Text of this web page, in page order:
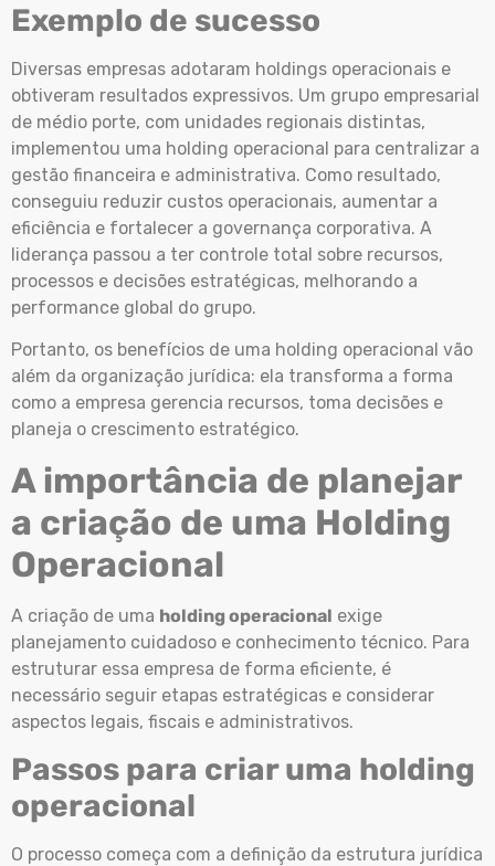
Exemplo de sucesso
Diversas empresas adotaram holdings operacionais e
obtiveram resultados expressivos. Um grupo empresarial
de médio porte, com unidades regionais distintas,
implementou uma holding operacional para centralizar a
gestão financeira e administrativa. Como resultado,
conseguiu reduzir custos operacionais, aumentar a
eficiência e fortalecer a governança corporativa. A
liderança passou a ter controle total sobre recursos,
processos e decisões estratégicas, melhorando a
performance global do grupo.
Portanto, os benefícios de uma holding operacional vão
além da organização jurídica: ela transforma a forma
como a empresa gerencia recursos, toma decisões e
planeja o crescimento estratégico.
A importância de planejar
a criação de uma Holding
Operacional
A criação de uma holding operacional exige
planejamento cuidadoso e conhecimento técnico. Para
estruturar essa empresa de forma eficiente, é
necessário seguir etapas estratégicas e considerar
aspectos legais, fiscais e administrativos.
Passos para criar uma holding
operacional
O processo começa com a definição da estrutura jurídica